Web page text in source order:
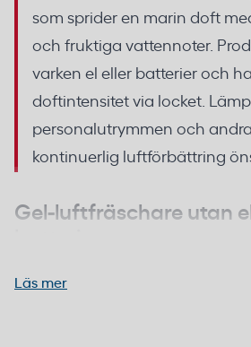
som sprider en marin doft
och fruktiga vattennoter.
varken el eller batterier och
doftintensitet via locket.
personalutrymmen och
kontinuerlig luftförbättring
Gel-luftfräschare utan
Glade Solid Gel Marine fungerar
Läs mer